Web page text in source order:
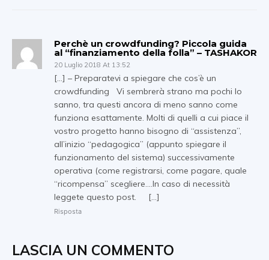
Perchè un crowdfunding? Piccola guida
al “finanziamento della folla” – TASHAKOR
20 Luglio 2018 At 13:52
[…] – Preparatevi a spiegare che cos’è un
crowdfunding Vi sembrerà strano ma pochi lo
sanno, tra questi ancora di meno sanno come
funziona esattamente. Molti di quelli a cui piace il
vostro progetto hanno bisogno di “assistenza”,
all’inizio “pedagogica” (appunto spiegare il
funzionamento del sistema) successivamente
operativa (come registrarsi, come pagare, quale
“ricompensa” scegliere….In caso di necessità
leggete questo post. […]
Risposta
LASCIA UN COMMENTO